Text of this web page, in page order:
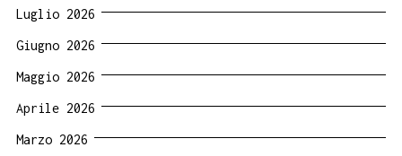
Luglio 2026
Giugno 2026
Maggio 2026
Aprile 2026
Marzo 2026